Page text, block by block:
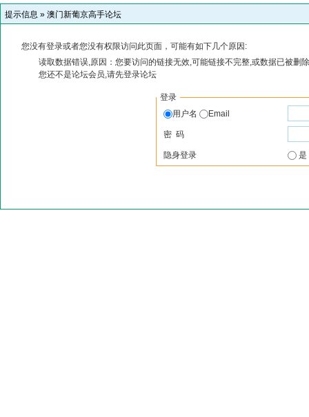
提示信息 » 澳门新葡京高手论坛
您没有登录或者您没有权限访问此页面，可能有如下几个原因:
读取数据错误,原因：您要访问的链接无效,可能链接不完整,或数据已被删
您还不是论坛会员,请先登录论坛
登录
用户名
Email
密 码
隐身登录